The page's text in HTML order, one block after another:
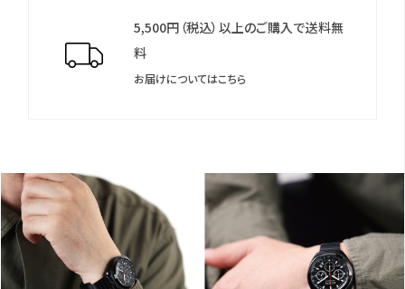
5,500円（税込）以上のご購入で送料無
料
お届けについてはこちら